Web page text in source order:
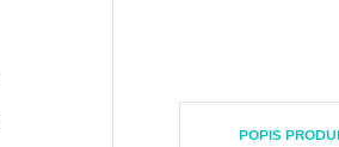
POPIS